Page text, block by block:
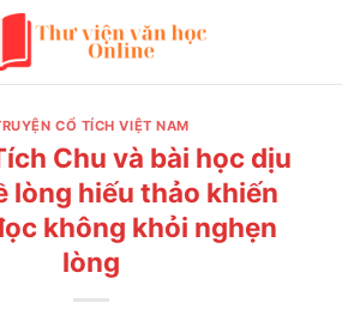
CỔ TÍCH VIỆT NAM
Chu và bài học dịu
lòng hiếu thảo khiến
không khỏi nghẹn
lòng